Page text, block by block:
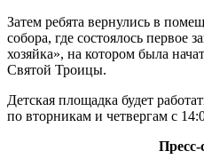
Затем ребята вернулись в
собора, где состоялось первое
хозяйка», на котором была
Святой Троицы.
Детская площадка будет
по вторникам и четвергам с